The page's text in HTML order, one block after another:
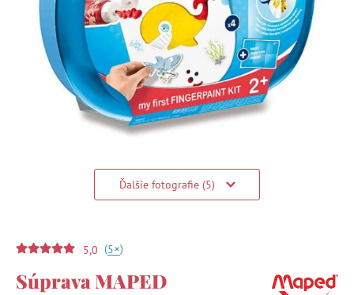
Ďalšie fotografie (5)
5,0 (5+)
Súprava MAPED